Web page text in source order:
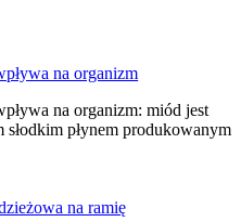
na organizm
na organizm: miód jest
słodkim płynem produkowanym
na ramię